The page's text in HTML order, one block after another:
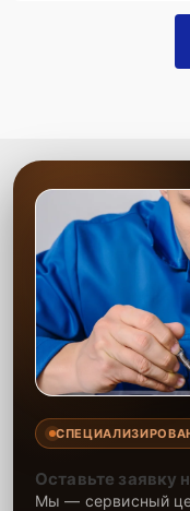
Оставьте заявку
Мы — сервисный